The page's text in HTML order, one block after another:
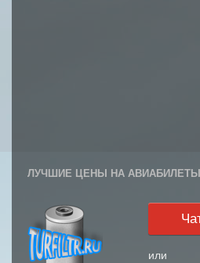
ЛУЧШИЕ ЦЕНЫ НА АВИАБИЛЕТЫ
или